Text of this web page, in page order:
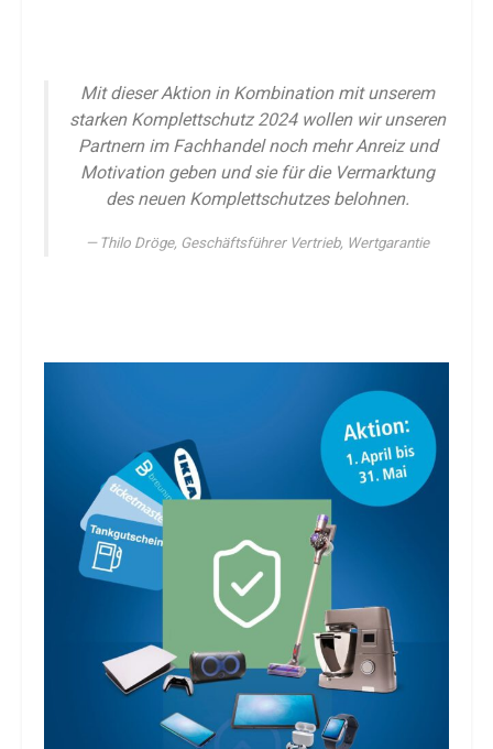
Mit dieser Aktion in Kombination mit unserem
starken Komplettschutz 2024 wollen wir unseren
Partnern im Fachhandel noch mehr Anreiz und
Motivation geben und sie für die Vermarktung
des neuen Komplettschutzes belohnen.
Thilo Dröge, Geschäftsführer Vertrieb, Wertgarantie